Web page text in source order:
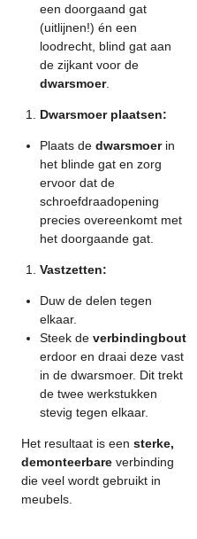
een doorgaand gat
(uitlijnen!) én een
loodrecht, blind gat aan
de zijkant voor de
dwarsmoer.
Dwarsmoer plaatsen:
Plaats de dwarsmoerin
het blinde gat en zorg
ervoor dat de
schroefdraadopening
precies overeenkomt met
het doorgaande gat.
Vastzetten:
Duw de delen tegen
elkaar.
Steek de verbindingbout
erdoor en draai deze vast
in de dwarsmoer. Dit trekt
de twee werkstukken
stevig tegen elkaar.
Het resultaat is een sterke,
demonteerbare verbinding
die veel wordt gebruikt in
meubels.